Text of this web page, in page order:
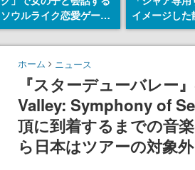
ソウルライク恋愛ゲーム
『小早川さんはソウルラ
イク』無料公開。返事に
失敗すると「YOU
DIED」
イメージした
リールが予約
にはシャアの
エンブレム
どを配置
ホーム ニュース
『スターデューバレー
Valley: Symphony of
頂に到着するまでの音
ら日本はツアーの対象外